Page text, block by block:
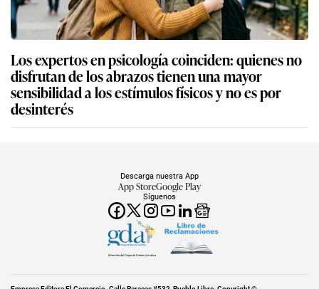
Los expertos en psicología coinciden: quienes no
disfrutan de los abrazos tienen una mayor
sensibilidad a los estímulos físicos y no es por
desinterés
Síguenos
Descarga nuestra App
App StoreGoogle Play
Miembro del Grupo de Diarios América